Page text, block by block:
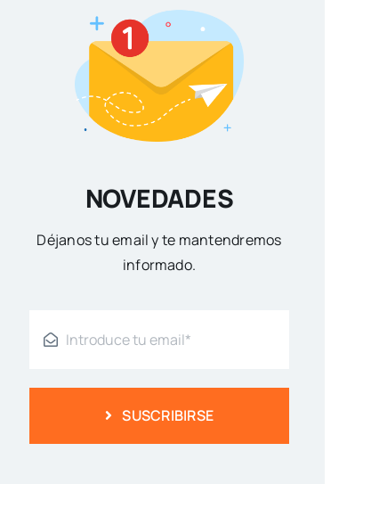
NOVEDADES
Déjanos tu email y te mantendremos
informado.
SUSCRIBIRSE